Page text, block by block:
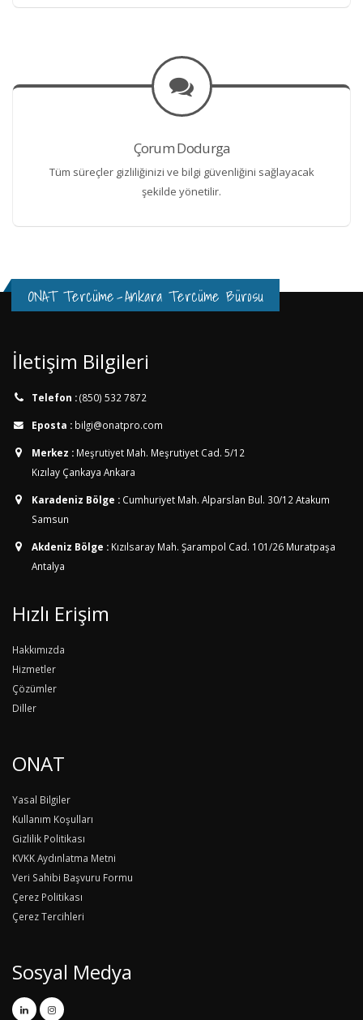
Çorum Dodurga
Tüm süreçler gizliliğinizi ve bilgi güvenliğini sağlayacak
şekilde yönetilir.
ONAT Tercüme-Ankara Tercüme Bürosu
İletişim Bilgileri
Telefon :(850) 532 7872
Eposta : bilgi@onatpro.com
Merkez : Meşrutiyet Mah. Meşrutiyet Cad. 5/12
Kızılay Çankaya Ankara
Karadeniz Bölge : Cumhuriyet Mah. Alparslan Bul. 30/12 Atakum
Samsun
Akdeniz Bölge : Kızılsaray Mah. Şarampol Cad. 101/26 Muratpaşa
Antalya
Hızlı Erişim
Hakkımızda
Hizmetler
Çözümler
Diller
ONAT
Yasal Bilgiler
Kullanım Koşulları
Gizlilik Politikası
KVKK Aydınlatma Metni
Veri Sahibi Başvuru Formu
Çerez Politikası
Çerez Tercihleri
Sosyal Medya